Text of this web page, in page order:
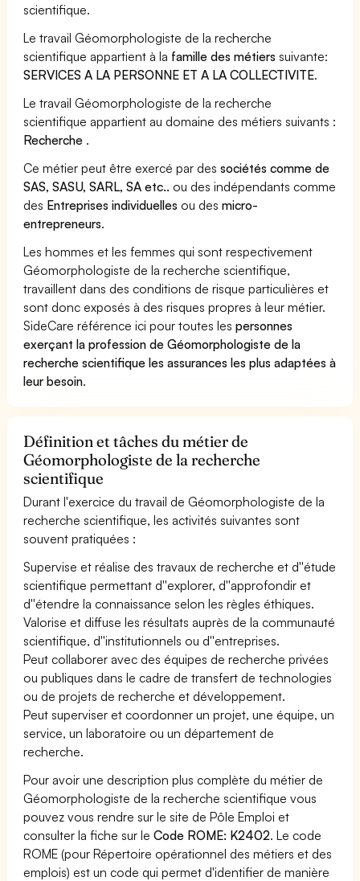
scientifique.
Le travail Géomorphologiste de la recherche
scientifique appartient à la famille des métiers suivante:
SERVICES A LA PERSONNE ET A LA COLLECTIVITE.
Le travail Géomorphologiste de la recherche
scientifique appartient au domaine des métiers suivants :
Recherche .
Ce métier peut être exercé par dessociétés comme de
SAS, SASU, SARL, SA etc.. ou des indépendants comme
des Entreprises individuelles ou desmicro-
entrepreneurs.
Les hommes et les femmes qui sont respectivement
Géomorphologiste de la recherche scientifique,
travaillent dans des conditions de risque particulières et
sont donc exposés à des risques propres à leur métier.
SideCare référence ici pour toutes lespersonnes
exerçant la profession de Géomorphologiste de la
recherche scientifique les assurances les plus adaptées à
leur besoin.
Définition et tâches du métier de
Géomorphologiste de la recherche
scientifique
Durant l'exercice du travail de Géomorphologiste de la
recherche scientifique, les activités suivantes sont
souvent pratiquées :
Supervise et réalise des travaux de recherche et d''étude
scientifique permettant d''explorer, d''approfondir et
d''étendre la connaissance selon les règles éthiques.
Valorise et diffuse les résultats auprès de la communauté
scientifique, d''institutionnels ou d''entreprises.
Peut collaborer avec des équipes de recherche privées
ou publiques dans le cadre de transfert de technologies
ou de projets de recherche et développement.
Peut superviser et coordonner un projet, une équipe, un
service, un laboratoire ou un département de
recherche.
Pour avoir une description plus complète du métier de
Géomorphologiste de la recherche scientifique vous
pouvez vous rendre sur le site de Pôle Emploi et
consulter la fiche sur leCode ROME: K2402. Le code
ROME (pour Répertoire opérationnel des métiers et des
emplois) est un code qui permet d'identifier de manière